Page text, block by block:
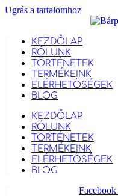
Ugrás a tartalomhoz
KEZDŐLAP
RÓLUNK
TÖRTÉNETEK
TERMÉKEINK
ELÉRHETŐSÉGEK
BLOG
KEZDŐLAP
RÓLUNK
TÖRTÉNETEK
TERMÉKEINK
ELÉRHETŐSÉGEK
BLOG
Facebook